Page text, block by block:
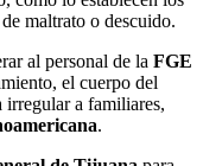
maltrato o descuido.
al personal de la FGE
el cuerpo del
irregular a familiares,
.